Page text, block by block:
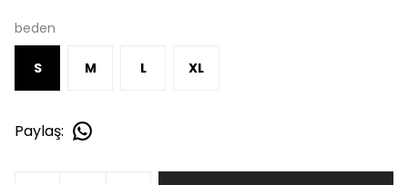
beden
S M L XL
Paylaş: